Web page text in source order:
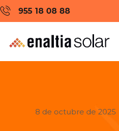
955 18 08 88
8 de octubre de 2025